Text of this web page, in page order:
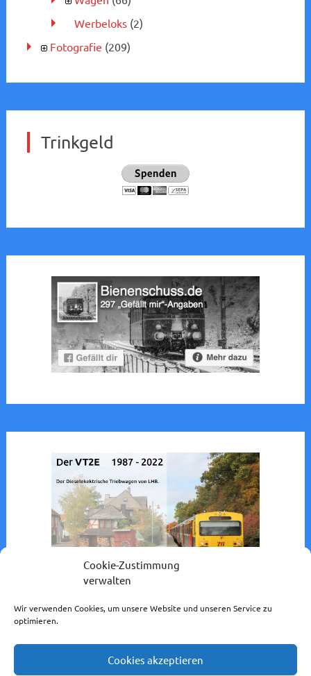
Cookie-Zustimmung
verwalten
Wir verwenden Cookies, um unsere Website und unseren Service zu
optimieren.
Cookies akzeptieren
Werbeloks(2)
Fotografie (209)
Trinkgeld